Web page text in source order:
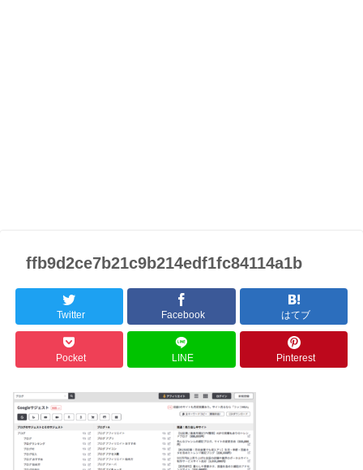
ffb9d2ce7b21c9b214edf1fc84114a1b
Twitter Facebook はてブ
Pocket LINE Pinterest